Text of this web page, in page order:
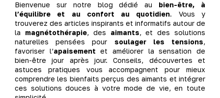
Bienvenue sur notre blog dédié au bien-être, à
l’équilibre et au confort au quotidien. Vous y
trouverez des articles inspirants et informatifs autour de
la magnétothérapie, des aimants, et des solutions
naturelles pensées pour soulager les tensions,
favoriser l’apaisement et améliorer la sensation de
bien-être jour après jour. Conseils, découvertes et
astuces pratiques vous accompagnent pour mieux
comprendre les bienfaits perçus des aimants et intégrer
ces solutions douces à votre mode de vie, en toute